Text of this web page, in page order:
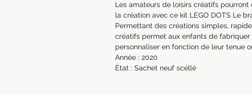
Les amateurs de loisirs créatifs
la création avec ce kit LEGO DOTS Le
Permettant des créations simples,
créatifs permet aux enfants de
personnaliser en fonction de leur tenue
Année : 2020
État : Sachet neuf scéllé